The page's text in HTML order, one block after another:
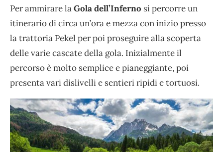
Per ammirare laGola dell’Inferno si percorre un
itinerario di circa un’ora e mezza con inizio presso
la trattoria Pekel per poi proseguire alla scoperta
delle varie cascate della gola. Inizialmente il
percorso è molto semplice e pianeggiante, poi
presenta vari dislivelli e sentieri ripidi e tortuosi.